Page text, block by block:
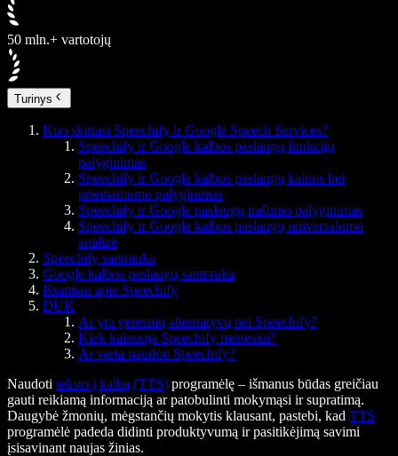
50 mln.+ vartotojų
Turinys
Kuo skiriasi Speechify ir Google Speech Services?
Speechify ir Google kalbos paslaugų funkcijų
palyginimas
Speechify ir Google kalbos paslaugų kainos bei
prieinamumo palyginimas
Speechify ir Google paslaugų našumo palyginimas
Speechify ir Google kalbos paslaugų universalumo
analizė
Speechify santrauka
Google kalbos paslaugų santrauka
Išsamiau apie Speechify
DUK
Ar yra geresnių alternatyvų nei Speechify?
Kiek kainuoja Speechify mėnesiui?
Ar verta naudoti Speechify?
Naudoti teksto į kalbą (TTS) programėlę – išmanus būdas greičiau
gauti reikiamą informaciją ar patobulinti mokymąsi ir supratimą.
Daugybė žmonių, mėgstančių mokytis klausant, pastebi, kad TTS
programėlė padeda didinti produktyvumą ir pasitikėjimą savimi
įsisavinant naujas žinias.